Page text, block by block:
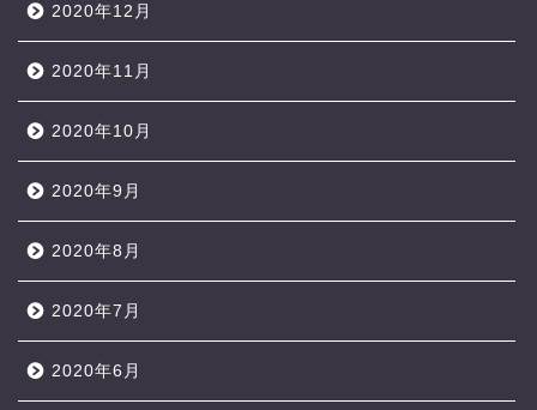
2020年12月
2020年11月
2020年10月
2020年9月
2020年8月
2020年7月
2020年6月